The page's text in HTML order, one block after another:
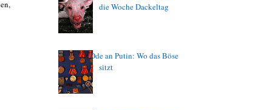
die Woche Dackeltag
Ode an Putin: Wo das Böse
sitzt